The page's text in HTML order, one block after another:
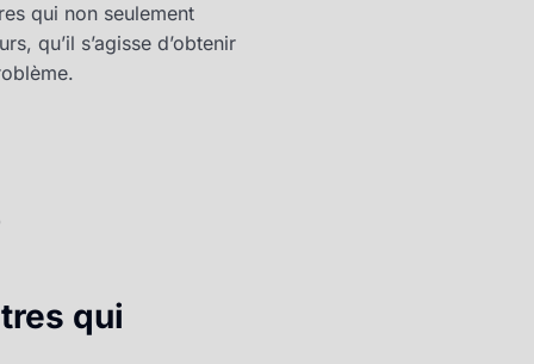
qui non seulement
qu’il s’agisse d’obtenir
qui